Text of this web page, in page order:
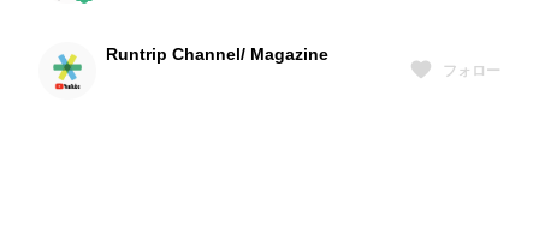
Runtrip Channel/ Magazine
フォロー